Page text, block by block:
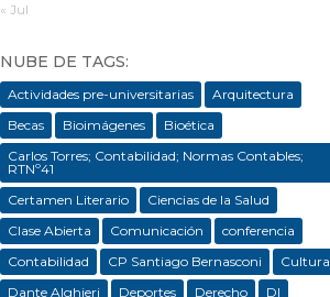
« Jul
NUBE DE TAGS:
Actividades pre-universitarias
Arquitectura
Becas
Bioimágenes
Bioética
Carlos Torres; Contabilidad; Normas Contables;
RTNº41
Certamen Literario
Ciencias de la Salud
Clase Abierta
Comunicación
conferencia
Contabilidad
CP Santiago Bernasconi
Cultura
Dante Alghieri
Deportes Derecho
DI